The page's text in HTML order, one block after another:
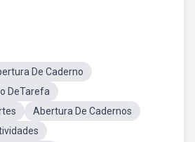
De Caderno
DeTarefa
Abertura De Cadernos